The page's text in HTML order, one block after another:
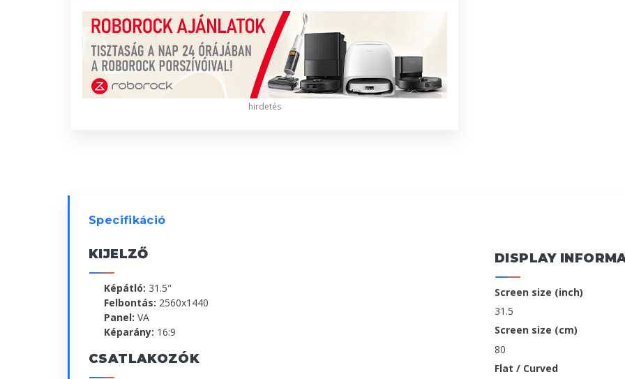
hirdetés
Specifikáció
KIJELZŐ
Képátló: 31.5"
Felbontás: 2560x1440
Panel: VA
Képarány: 16:9
CSATLAKOZÓK
DISPLAY
Screen size (inch)
31.5
Screen size (cm)
80
Flat / Curved